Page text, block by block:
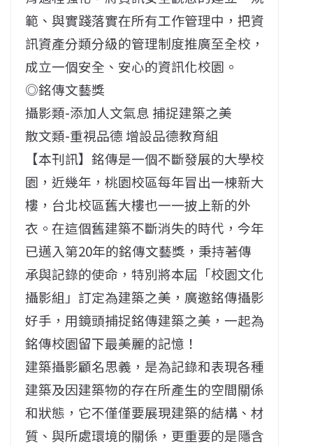
範、與實踐落實在所有工作管理中，把資
訊資產分類分級的管理制度推廣至全校，
成立一個安全、安心的資訊化校園。
◎銘傳文藝獎
攝影類-添加人文氣息 捕捉建築之美
散文類-重視品德 增設品德教育組
【本刊訊】銘傳是一個不斷發展的大學校
園，近幾年，桃園校區每年冒出一棟新大
樓，台北校區舊大樓也一一披上新的外
衣。在這個舊建築不斷消失的時代，今年
已邁入第20年的銘傳文藝獎，秉持著傳
承與記錄的使命，特別將本屆「校園文化
攝影組」訂定為建築之美，廣邀銘傳攝影
好手，用鏡頭捕捉銘傳建築之美，一起為
銘傳校園留下最美麗的記憶！
建築攝影顧名思義，是為記錄和表現各種
建築及因建築物的存在所產生的空間關係
和狀態，它不僅僅要展現建築的結構、材
質、與所處環境的關係，更重要的是隱含